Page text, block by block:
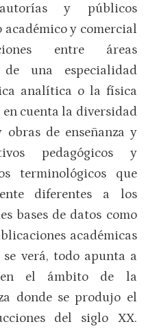
y públicos
y comercial
entre áreas
una especialidad
analítica o la física
en cuenta la diversidad
obras de enseñanza y
pedagógicos y
terminológicos que
diferentes a los
bases de datos como
académicas
se verá, todo apunta a
en el ámbito de la
donde se produjo el
del siglo XX.